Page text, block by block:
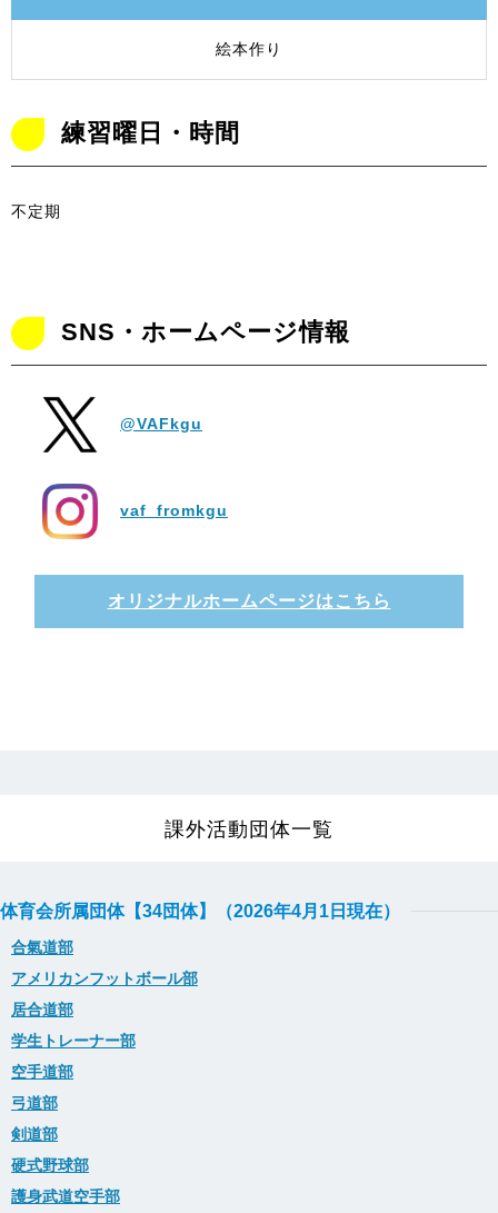
絵本作り
練習曜日・時間
不定期
SNS・ホームページ情報
@VAFkgu
vaf_fromkgu
オリジナルホームページはこちら
課外活動団体一覧
体育会所属団体【34団体】（2026年4月1日現在）
合氣道部
アメリカンフットボール部
居合道部
学生トレーナー部
空手道部
弓道部
剣道部
硬式野球部
護身武道空手部